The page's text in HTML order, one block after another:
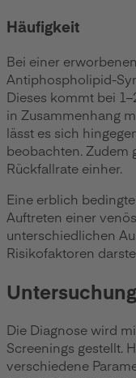
Häufigkeit
Bei einer
Antiphospholipid-
Dieses kommt bei
in Zusammenhang
lässt es sich
beobachten. Zudem
Rückfallrate einher.
Eine erblich
Auftreten einer
unterschiedlichen
Risikofaktoren
Die Diagnose wird
Screenings gestellt.
verschiedene